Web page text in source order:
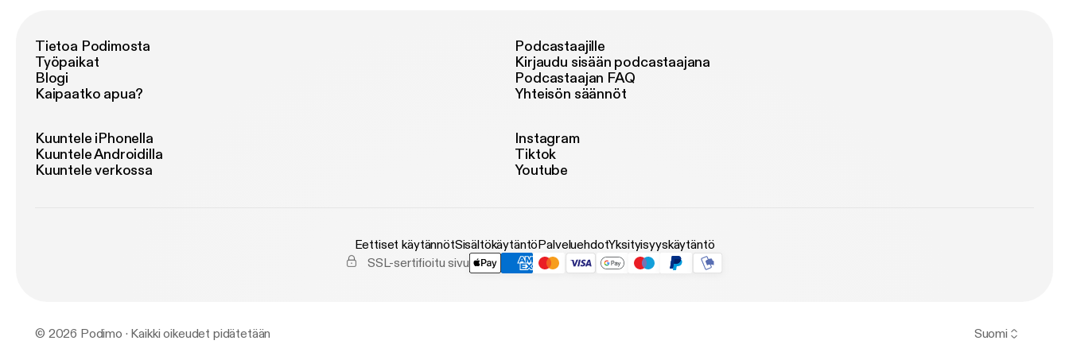
et afsnit af Anmelderne på P1, der aldrig blev sendt. Vært: Henrik Qvortrup Medvært:
‘Halli’ Sigvaldson , deltager i Hotel Romantik Susanna Lange, gift med Halli Anne
Garlichs, programchef for ekstern produktion på DR Alexander Rahnami Mannstaedt,
indhold til og med unge etniske minoriteter Henrik Lorenzen, seniorredaktør ved den
danske ordbog under det danske sprog- og litteraturselskab Journalist: Maria Asmine
Tietoa Podimosta
Työpaikat
Blogi
Kaipaatko apua?
Podcastaajille
Kirjaudu sisään podcastaajana
Podcastaajan FAQ
Yhteisön säännöt
Kuuntele iPhonella
Kuuntele Androidilla
Kuuntele verkossa
Instagram
Tiktok
Youtube
Eettiset käytännötSisältökäytäntöPalveluehdotYksityisyyskäytäntö
SSL-sertifioitu sivu
© 2026 Podimo · Kaikki oikeudet pidätetään Suomi